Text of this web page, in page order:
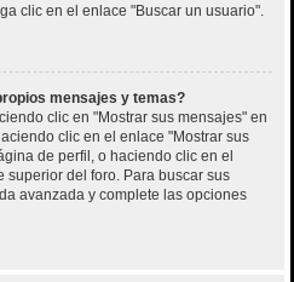
clic en el enlace "Buscar un usuario".
mensajes y temas?
clic en "Mostrar sus mensajes" en
clic en el enlace "Mostrar sus
de perfil, o haciendo clic en el
superior del foro. Para buscar sus
avanzada y complete las opciones